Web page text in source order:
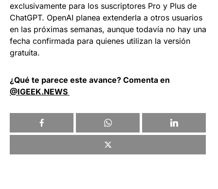
exclusivamente para los suscriptores Pro y Plus de
ChatGPT. OpenAI planea extenderla a otros usuarios
en las próximas semanas, aunque todavía no hay una
fecha confirmada para quienes utilizan la versión
gratuita.
¿Qué te parece este avance? Comenta en
@IGEEK.NEWS